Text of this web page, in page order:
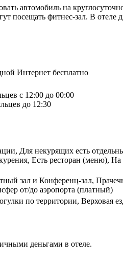
автомобиль на
посещать фитнес-зал. В
Интернет бесплатно
с 12:00 до 00:00
до 12:30
Для некурящих есть
Есть ресторан (меню),
зал и Конференц-зал,
от/до аэропорта (платный)
по территории, Верховая
деньгами в отеле.